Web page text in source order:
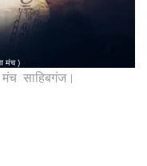
मंच साहिबगंज।